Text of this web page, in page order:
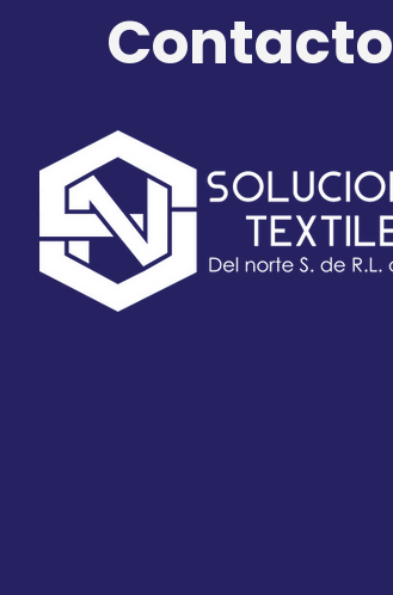
Contacto